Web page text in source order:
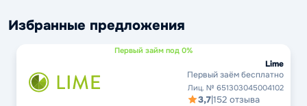
Избранные предложения
Первый займ под 0%
Lime
Первый заём бесплатно
Лиц. № 651303045004102
3,7|152 отзыва